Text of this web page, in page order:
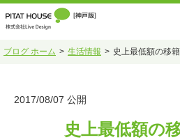
ブログ ホーム 生活情報 史上最低額の移
2017/08/07 公開
史上最低額の